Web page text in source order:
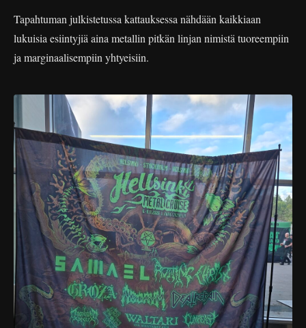
Tapahtuman julkistetussa kattauksessa nähdään kaikkiaan
lukuisia esiintyjiä aina metallin pitkän linjan nimistä tuoreempiin
ja marginaalisempiin yhtyeisiin.